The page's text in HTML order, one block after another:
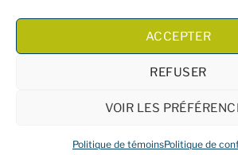
ACCEPTER
REFUSER
VOIR LES
Politique de témoinsPolitique de
Termes et conditions| Site Web par